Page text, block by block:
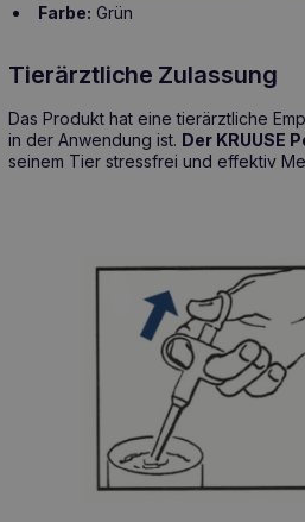
Farbe: Grün
Tierärztliche Zulassung
Das Produkt hat eine tierärztliche
in der Anwendung ist. Der KRUUSE
seinem Tier stressfrei und effektiv